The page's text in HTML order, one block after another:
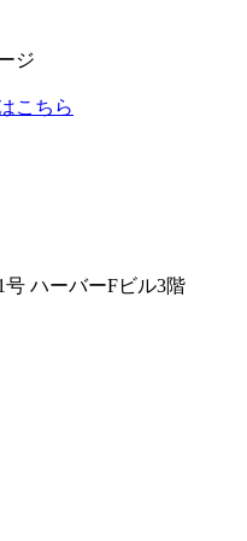
ジ
こちら
ハーバーFビル3階